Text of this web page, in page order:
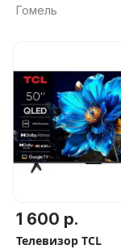
Гомель
1 600 р.
Телевизор TCL